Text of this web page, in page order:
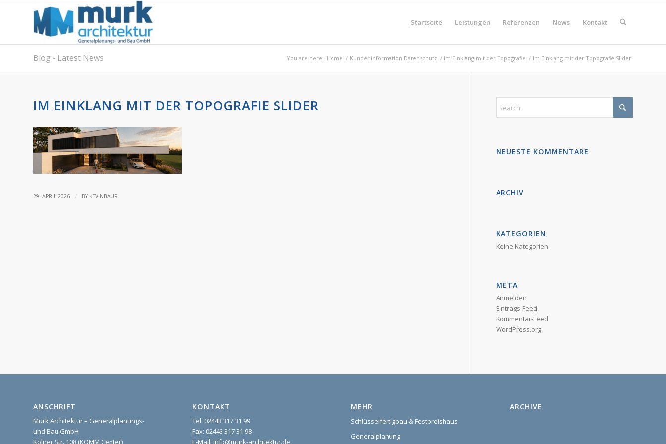
Startseite Leistungen Referenzen News Kontakt
Blog - Latest News You are here: Home / Kundeninformation Datenschutz / Im Einklang mit der Topografie / Im Einklang mit der Topografie Slider
IM EINKLANG MIT DER TOPOGRAFIE SLIDER
29. APRIL 2026 / BY KEVINBAUR
NEUESTE KOMMENTARE
ARCHIV
KATEGORIEN
Keine Kategorien
META
Anmelden
Eintrags-Feed
Kommentar-Feed
WordPress.org
ANSCHRIFT
Murk Architektur – Generalplanungs-
und Bau GmbH
Kölner Str. 108 (KOMM Center)
KONTAKT
Tel: 02443 317 31 99
Fax: 02443 317 31 98
E-Mail: info@murk-architektur.de
MEHR
Schlüsselfertigbau & Festpreishaus
Generalplanung
ARCHIVE